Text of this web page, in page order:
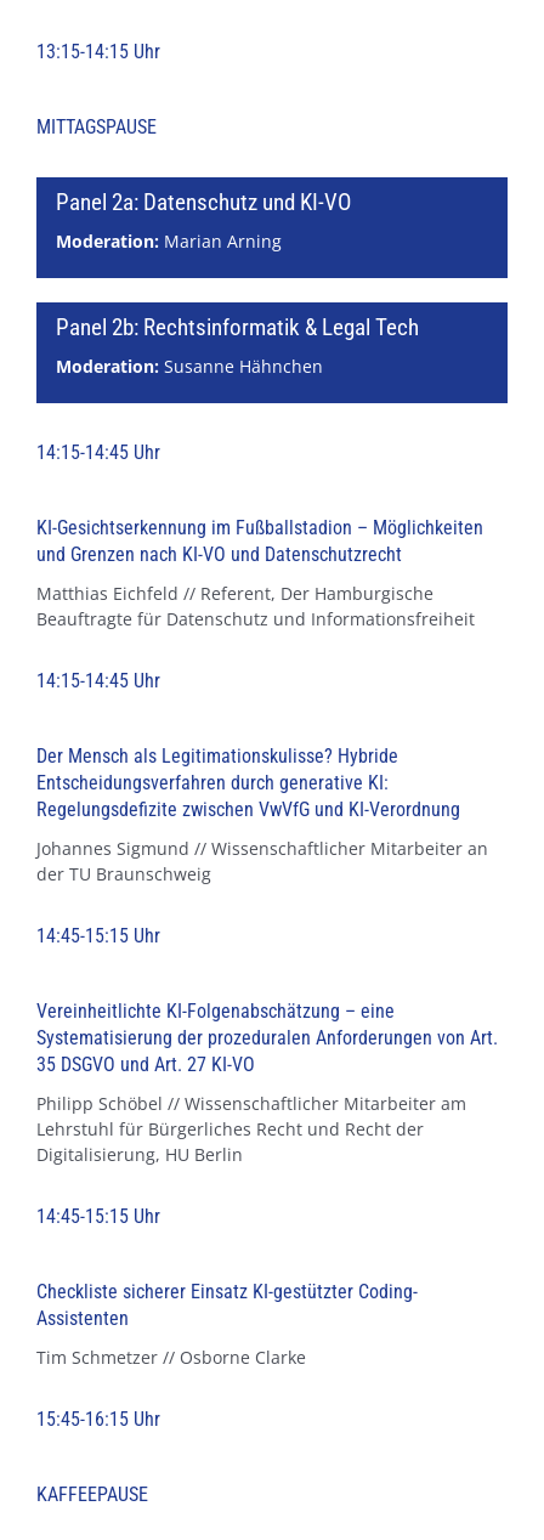
13:15-14:15 Uhr
MITTAGSPAUSE
Panel 2a: Datenschutz und KI-VO
Moderation:Marian Arning
Panel 2b: Rechtsinformatik & Legal Tech
Moderation:Susanne Hähnchen
14:15-14:45 Uhr
KI-Gesichtserkennung im Fußballstadion – Möglichkeiten
und Grenzen nach KI-VO und Datenschutzrecht
Matthias Eichfeld // Referent, Der Hamburgische
Beauftragte für Datenschutz und Informationsfreiheit
14:15-14:45 Uhr
Der Mensch als Legitimationskulisse? Hybride
Entscheidungsverfahren durch generative KI:
Regelungsdefizite zwischen VwVfG und KI-Verordnung
Johannes Sigmund // Wissenschaftlicher Mitarbeiter an
der TU Braunschweig
14:45-15:15 Uhr
Vereinheitlichte KI-Folgenabschätzung – eine
Systematisierung der prozeduralen Anforderungen von Art.
35 DSGVO und Art. 27 KI-VO
Philipp Schöbel // Wissenschaftlicher Mitarbeiter am
Lehrstuhl für Bürgerliches Recht und Recht der
Digitalisierung, HU Berlin
14:45-15:15 Uhr
Checkliste sicherer Einsatz KI-gestützter Coding-
Assistenten
Tim Schmetzer // Osborne Clarke
15:45-16:15 Uhr
KAFFEEPAUSE